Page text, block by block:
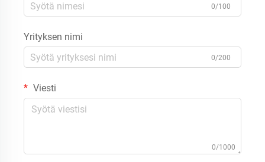
0/100
Yrityksen nimi
0/200
Viesti
0/1000